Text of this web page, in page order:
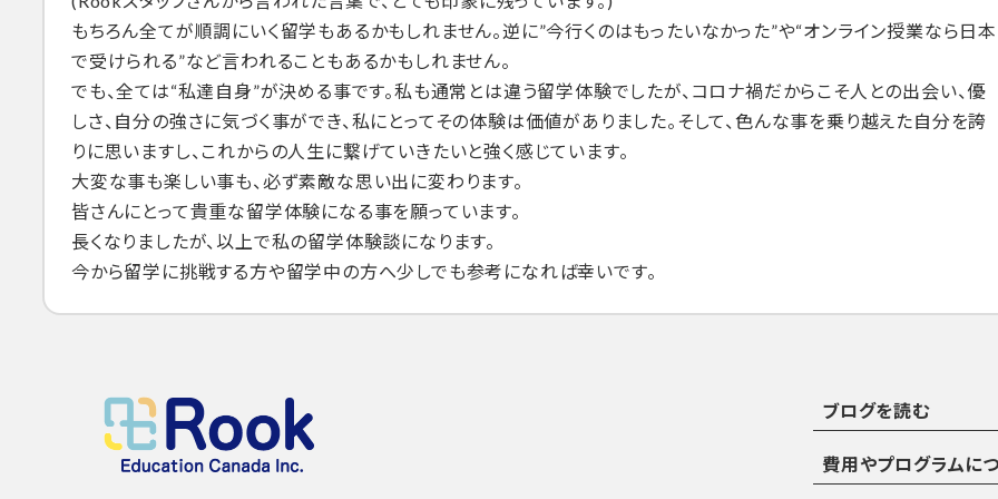
もちろん全てが順調にいく留学もあるかもしれません。逆に”今行くのはもったいなかった”や“オンライン授業なら日本
で受けられる”など言われることもあるかもしれません。
でも、全ては“私達自身”が決める事です。私も通常とは違う留学体験でしたが、コロナ禍だからこそ人との出会い、優
しさ、自分の強さに気づく事ができ、私にとってその体験は価値がありました。そして、色んな事を乗り越えた自分を誇
りに思いますし、これからの人生に繋げていきたいと強く感じています。
大変な事も楽しい事も、必ず素敵な思い出に変わります。
皆さんにとって貴重な留学体験になる事を願っています。
⾧くなりましたが、以上で私の留学体験談になります。
今から留学に挑戦する方や留学中の方へ少しでも参考になれば幸いです。
ブログを読む
費用やプログラムに